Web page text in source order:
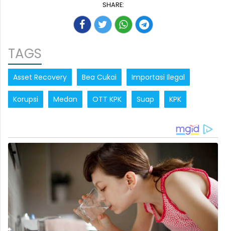
SHARE:
TAGS
Asset Recovery Bea Cukai Importasi Ilegal
Korupsi Medan OTT KPK Suap KPK